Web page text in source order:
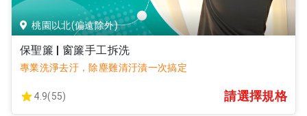
桃園以北(偏遠除外)
保聖簾 | 窗簾手工拆洗
專業洗淨去汙，除塵難清汙漬一次搞定
4.9(55) 請選擇規格